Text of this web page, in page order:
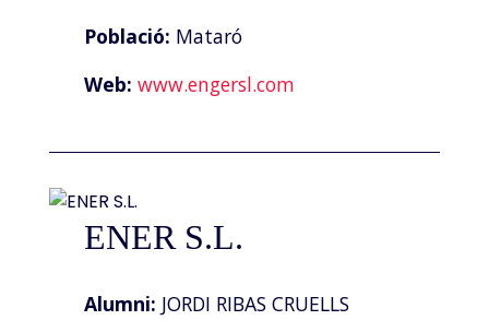
Població: Mataró
Web: www.engersl.com
ENER S.L.
Alumni: JORDI RIBAS CRUELLS